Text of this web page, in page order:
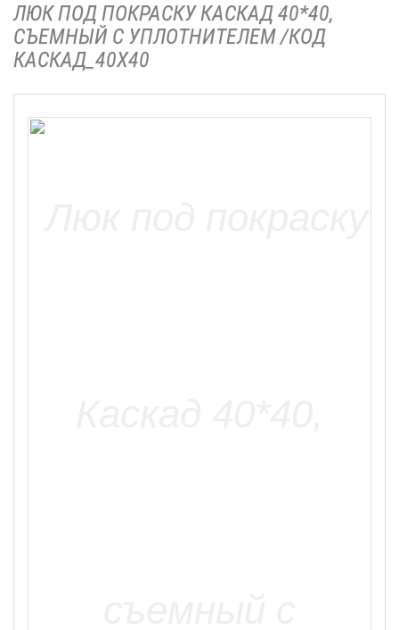
ЛЮК ПОД ПОКРАСКУ КАСКАД 40*40,
СЪЕМНЫЙ С УПЛОТНИТЕЛЕМ /КОД
КАСКАД_40Х40